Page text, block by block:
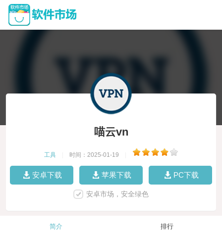
喵云vn
工具 时间：2025-01-19
安卓下载 苹果下载 PC下载
安卓市场，安全绿色
简介 排行